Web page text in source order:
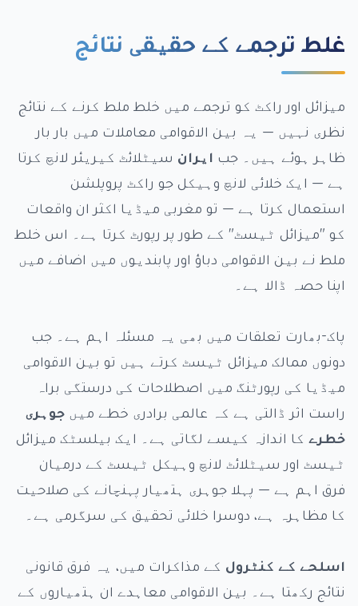
غلط ترجمے کے حقیقی نتائج
میزائل اور راکٹ کو ترجمے میں خلط ملط کرنے کے نتائج
نظری نہیں — یہ بین الاقوامی معاملات میں بار بار
ظاہر ہوئے ہیں۔ جب ایران سیٹلائٹ کیریئر لانچ کرتا
ہے — ایک خلائی لانچ وہیکل جو راکٹ پروپلشن
استعمال کرتا ہے — تو مغربی میڈیا اکثر ان واقعات
کو "میزائل ٹیسٹ" کے طور پر رپورٹ کرتا ہے۔ اس خلط
ملط نے بین الاقوامی دباؤ اور پابندیوں میں اضافے میں
اپنا حصہ ڈالا ہے۔
پاک-بھارت تعلقات میں بھی یہ مسئلہ اہم ہے۔ جب
دونوں ممالک میزائل ٹیسٹ کرتے ہیں تو بین الاقوامی
میڈیا کی رپورٹنگ میں اصطلاحات کی درستگی براہ
راست اثر ڈالتی ہے کہ عالمی برادری خطے میں جوہری
خطرے کا اندازہ کیسے لگاتی ہے۔ ایک بیلسٹک میزائل
ٹیسٹ اور سیٹلائٹ لانچ وہیکل ٹیسٹ کے درمیان
فرق اہم ہے — پہلا جوہری ہتھیار پہنچانے کی صلاحیت
کا مظاہرہ ہے، دوسرا خلائی تحقیق کی سرگرمی ہے۔
اسلحے کے کنٹرول کے مذاکرات میں، یہ فرق قانونی
نتائج رکھتا ہے۔ بین الاقوامی معاہدے ان ہتھیاروں کے